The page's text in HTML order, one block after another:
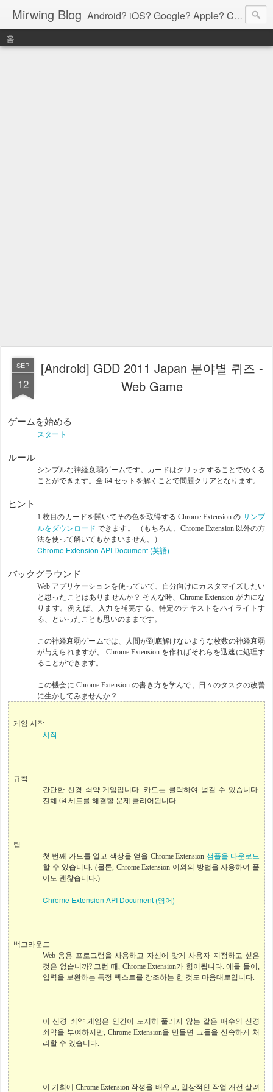
Mirwing Blog Android? iOS? Google? Apple? C? Java? Go? Python? Etc....ioi
홈
SEP
12
[Android] GDD 2011 Japan 분야별 퀴즈 -
Web Game
ゲームを始める
スタート
ルール
シンプルな神経衰弱ゲームです。カードはクリックすることでめくる
ことができます。全 64 セットを解くことで問題クリアとなります。
ヒント
1 枚目のカードを開いてその色を取得する Chrome Extension の サンプ
ルをダウンロード できます。 （もちろん、Chrome Extension 以外の方
法を使って解いてもかまいません。）
Chrome Extension API Document (英語)
バックグラウンド
Web アプリケーションを使っていて、自分向けにカスタマイズしたい
と思ったことはありませんか？ そんな時、Chrome Extension が力にな
ります。例えば、入力を補完する、特定のテキストをハイライトす
る、といったことも思いのままです。
この神経衰弱ゲームでは、人間が到底解けないような枚数の神経衰弱
が与えられますが、 Chrome Extension を作ればそれらを迅速に処理す
ることができます。
この機会に Chrome Extension の書き方を学んで、日々のタスクの改善
に生かしてみませんか？
게임 시작
시작
규칙
간단한 신경 쇠약 게임입니다. 카드는 클릭하여 넘길 수 있습니다.
전체 64 세트를 해결할 문제 클리어됩니다.
팁
첫 번째 카드를 열고 색상을 얻을 Chrome Extension 샘플을 다운로드
할 수 있습니다. (물론, Chrome Extension 이외의 방법을 사용하여 풀
어도 괜찮습니다.)
Chrome Extension API Document (영어)
백그라운드
Web 응용 프로그램을 사용하고 자신에 맞게 사용자 지정하고 싶은
것은 없습니까? 그런 때, Chrome Extension가 힘이됩니다. 예를 들어,
입력을 보완하는 특정 텍스트를 강조하는 한 것도 마음대로입니다.
이 신경 쇠약 게임은 인간이 도저히 풀리지 않는 같은 매수의 신경
쇠약을 부여하지만, Chrome Extension을 만들면 그들을 신속하게 처
리할 수 있습니다.
이 기회에 Chrome Extension 작성을 배우고, 일상적인 작업 개선 살려